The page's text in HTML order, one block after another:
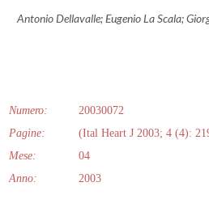
Antonio Dellavalle; Eugenio La Scala;
Numero:
20030072
Pagine:
(Ital Heart J 2003; 4 (4):
Mese:
04
Anno:
2003